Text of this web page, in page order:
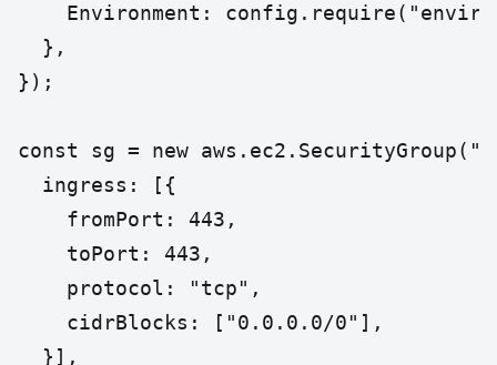
Environment:
  },
});
const sg = new
  ingress: [{
    fromPort: 443,
    toPort: 443,
    protocol: "tcp",
    cidrBlocks: ["0.0.0.0/0"],
  }],